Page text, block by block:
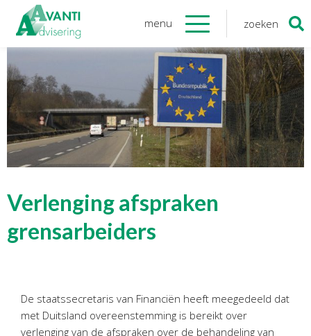
menu zoeken
Onze medewerkers
NOAB gecertificeerd
Algemene verordening
gegevensbescherming
Sponsoring
Onzediensten
Tijdelijk financieel personeel
Personeel & Organisatie
Zoeken
Verlenging afspraken
grensarbeiders
De staatssecretaris van Financiën heeft meegedeeld dat
met Duitsland overeenstemming is bereikt over
verlenging van de afspraken over de behandeling van